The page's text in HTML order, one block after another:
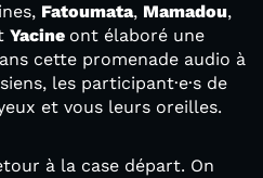
Fatoumata, Mamadou,
Yacine ont élaboré une
cette promenade audio à
les participant·e·s de
et vous leurs oreilles.
à la case départ. On